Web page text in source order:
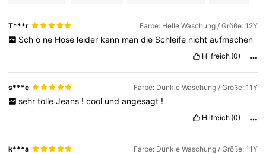
4,83 680K Follower
4,83
T***r Farbe: Helle Waschung / Größe: 12Y
Sch ö ne Hose leider kann man die Schleife nicht aufmachen
Hilfreich (0)
s***e Farbe: Dunkle Waschung / Größe: 11Y
sehr tolle Jeans ! cool und angesagt !
Hilfreich (0)
k***a Farbe: Dunkle Waschung / Größe: 11Y